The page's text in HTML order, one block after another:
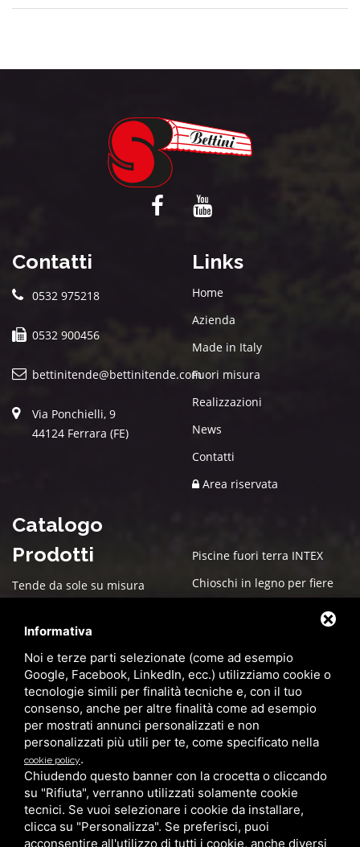
Contatti
0532 975218
0532 900456
bettinitende@bettinitende.com
Via Ponchielli, 9
44124 Ferrara (FE)
Links
Home
Azienda
Made in Italy
Fuori misura
Realizzazioni
News
Contatti
Area riservata
Catalogo
Prodotti
Tende da sole su misura
Box auto PVC
Pergole bioclimatiche
Zanzariere
Casette in Legno
Pergolati in legno su misura
per giardini e terrazzi
Grandi Coperture
Piscine fuori terra INTEX
Chioschi in legno per fiere
Arredo esterno per giardino
Gazebo
Ombrelloni da giardino
Pensilina in alluminio con
copertura in policarbonato
Informativa
Noi e terze parti selezionate (come ad esempio
Google, Facebook, LinkedIn, ecc.) utilizziamo cookie o
tecnologie simili per finalità tecniche e, con il tuo
consenso, anche per altre finalità come ad esempio
per mostrati annunci personalizzati e non
personalizzati più utili per te, come specificato nella
cookie policy.
Chiudendo questo banner con la crocetta o cliccando
su "Rifiuta", verranno utilizzati solamente cookie
tecnici. Se vuoi selezionare i cookie da installare,
clicca su "Personalizza". Se preferisci, puoi
acconsentire all'utilizzo di tutti i cookie, anche diversi